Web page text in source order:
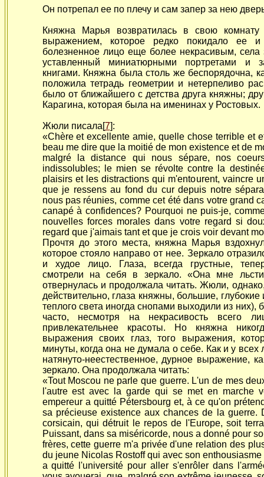
Он потрепал ее по плечу и сам запер за нею
Княжна Марья возвратилась в свою комнату
выражением, которое редко покидало ее
болезненное лицо еще более некрасивым, села
уставленный миниатюрными портретами и
книгами. Княжна была столь же беспорядочна,
положила тетрадь геометрии и нетерпеливо
было от ближайшего с детства друга княжны;
Карагина, которая была на именинах у Ростовых.
Жюли писала[7]:
«Chère et excellente amie, quelle chose terrible et
beau me dire que la moitié de mon existence et de
malgré la distance qui nous sépare, nos
indissolubles; le mien se révolte contre la
plaisirs et les distractions qui m'entourent, vaincre
que je ressens au fond du cur depuis notre
nous pas réunies, comme cet été dans votre grand
canapé à confidences? Pourquoi ne puis-je,
nouvelles forces morales dans votre regard si
regard que j'aimais tant et que je crois voir devant
Прочтя до этого места, княжна Марья
которое стояло направо от нее. Зеркало
и худое лицо. Глаза, всегда грустные,
смотрели на себя в зеркало. «Она мне
отвернулась и продолжала читать. Жюли,
действительно, глаза княжны, большие, глубокие
теплого света иногда снопами выходили из них),
часто, несмотря на некрасивость всего
привлекательнее красоты. Но княжна
выражения своих глаз, того выражения,
минуты, когда она не думала о себе. Как и у
натянуто-неестественное, дурное выражение,
зеркало. Она продолжала читать:
«Tout Moscou ne parle que guerre. L'un de mes
l'autre est avec la garde qui se met en marche
empereur a quitté Pétersbourg et, à ce qu'on
sa précieuse existence aux chances de la guerre.
corsicain, qui détruit le repos de l'Europe, soit
Puissant, dans sa miséricorde, nous a donné pour
frères, cette guerre m'a privée d'une relation des
du jeune Nicolas Rostoff qui avec son
a quitté l'université pour aller s'enrôler dans